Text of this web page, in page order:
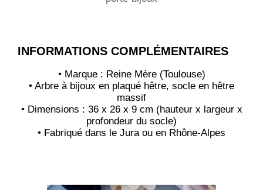
INFORMATIONS COMPLÉMENTAIRES
• Marque : Reine Mère (Toulouse)
• Arbre à bijoux en plaqué hêtre, socle en hêtre
massif
• Dimensions : 36 x 26 x 9 cm (hauteur x largeur x
profondeur du socle)
• Fabriqué dans le Jura ou en Rhône-Alpes